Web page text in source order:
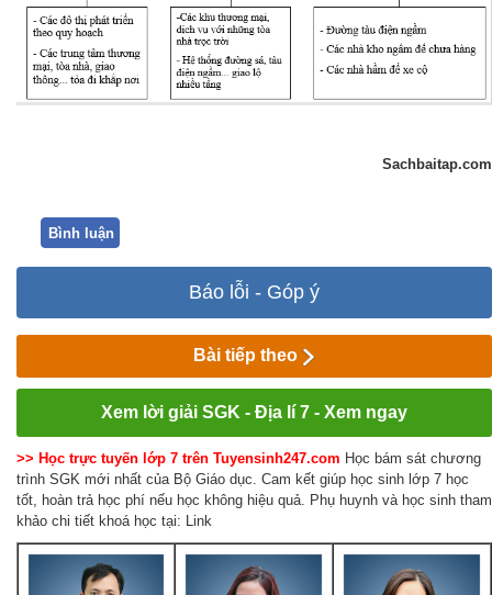
Sachbaitap.com
Bình luận
Báo lỗi - Góp ý
Bài tiếp theo
Xem lời giải SGK - Địa lí 7 - Xem ngay
>> Học trực tuyến lớp 7 trên Tuyensinh247.com Học bám sát chương
trình SGK mới nhất của Bộ Giáo dục. Cam kết giúp học sinh lớp 7 học
tốt, hoàn trả học phí nếu học không hiệu quả. Phụ huynh và học sinh tham
khảo chi tiết khoá học tại: Link